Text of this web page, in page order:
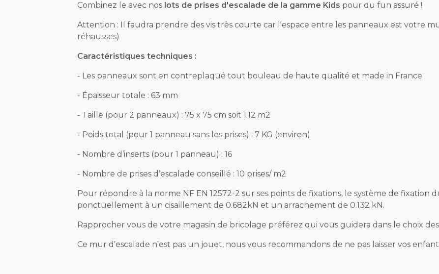
Combinez le avec nos lots de prises d'escalade de la gamme Kids pour du fun assuré !
Attention : Il faudra prendre des vis très courte car l'espace entre les panneaux est votre
réhausses)
Caractéristiques techniques :
- Les panneaux sont en contreplaqué tout bouleau de haute qualité et made in France
- Épaisseur totale : 63 mm
- Taille (pour 2 panneaux) : 75 x 75 cm soit 1.12 m2
- Poids total (pour 1 panneau sans les prises) : 7 KG (environ)
- Nombre d’inserts (pour 1 panneau) : 16
- Nombre de prises d’escalade conseillé : 10 prises/ m2
Pour répondre à la norme NF EN 12572-2 sur ses points de fixations, le système de fixation
ponctuellement à un cisaillement de 0.682kN et un arrachement de 0.132 kN.
Rapprocher vous de votre magasin de bricolage préférez qui vous guidera dans le choix
Ce mur d'escalade n'est pas un jouet, nous vous recommandons de ne pas laisser vos